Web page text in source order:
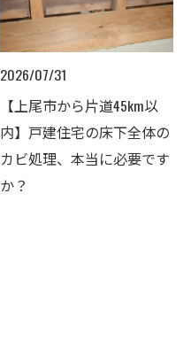
2026/07/31
【上尾市から片道45km以
内】戸建住宅の床下全体の
カビ処理、本当に必要です
か？